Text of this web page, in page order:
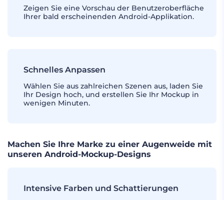
Zeigen Sie eine Vorschau der Benutzeroberfläche
Ihrer bald erscheinenden Android-Applikation.
Schnelles Anpassen
Wählen Sie aus zahlreichen Szenen aus, laden Sie
Ihr Design hoch, und erstellen Sie Ihr Mockup in
wenigen Minuten.
Machen Sie Ihre Marke zu einer Augenweide mit
unseren Android-Mockup-Designs
Intensive Farben und Schattierungen